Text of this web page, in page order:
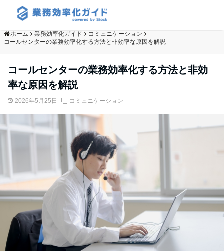
ホーム 業務効率化ガイド
コミュニケーション
コールセンターの業務効率化する方法と非効率な原因を解説
コールセンターの業務効率化する方法と非効
率な原因を解説
2026年5月25日 コミュニケーション